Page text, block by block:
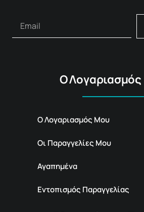
Ο
Ο Λογαριασμός Μου
Οι Παραγγελίες Μου
Αγαπημένα
Εντοπισμός Παραγγελίας